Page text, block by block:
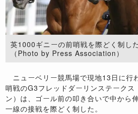
英1000ギニーの前哨戦を際どく制し
（Photo by Press Association）
ニューベリー競馬場で現地13日に行
哨戦のG3フレッドダーリンステークス
ン）は、ゴール前の叩き合いで中から
一線の接戦を際どく制した。